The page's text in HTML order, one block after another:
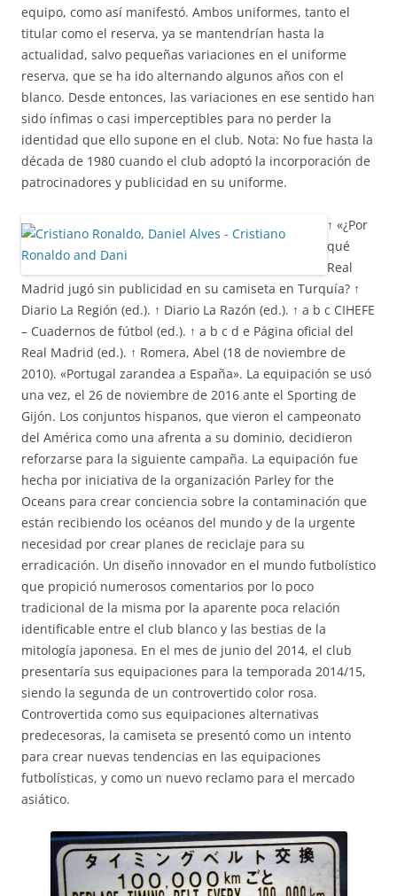
equipo, como así manifestó. Ambos uniformes, tanto el
titular como el reserva, ya se mantendrían hasta la
actualidad, salvo pequeñas variaciones en el uniforme
reserva, que se ha ido alternando algunos años con el
blanco. Desde entonces, las variaciones en ese sentido han
sido ínfimas o casi imperceptibles para no perder la
identidad que ello supone en el club. Nota: No fue hasta la
década de 1980 cuando el club adoptó la incorporación de
patrocinadores y publicidad en su uniforme.
↑ «¿Por
qué
Real
Madrid jugó sin publicidad en su camiseta en Turquía? ↑
Diario La Región (ed.). ↑ Diario La Razón (ed.). ↑ a b c CIHEFE
– Cuadernos de fútbol (ed.). ↑ a b c d e Página oficial del
Real Madrid (ed.). ↑ Romera, Abel (18 de noviembre de
2010). «Portugal zarandea a España». La equipación se usó
una vez, el 26 de noviembre de 2016 ante el Sporting de
Gijón. Los conjuntos hispanos, que vieron el campeonato
del América como una afrenta a su dominio, decidieron
reforzarse para la siguiente campaña. La equipación fue
hecha por iniciativa de la organización Parley for the
Oceans para crear conciencia sobre la contaminación que
están recibiendo los océanos del mundo y de la urgente
necesidad por crear planes de reciclaje para su
erradicación. Un diseño innovador en el mundo futbolístico
que propició numerosos comentarios por lo poco
tradicional de la misma por la aparente poca relación
identificable entre el club blanco y las bestias de la
mitología japonesa. En el mes de junio del 2014, el club
presentaría sus equipaciones para la temporada 2014/15,
siendo la segunda de un controvertido color rosa.
Controvertida como sus equipaciones alternativas
predecesoras, la camiseta se presentó como un intento
para crear nuevas tendencias en las equipaciones
futbolísticas, y como un nuevo reclamo para el mercado
asiático.